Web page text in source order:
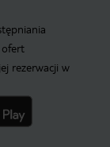
ofert
rezerwacji w